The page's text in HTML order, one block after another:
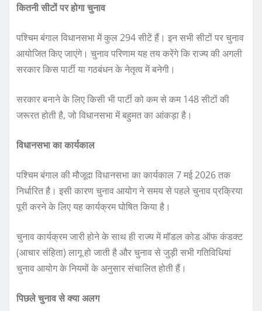
कितनी सीटों पर होगा चुनाव
पश्चिम बंगाल विधानसभा में कुल 294 सीटें हैं। इन सभी सीटों पर चुनाव
आयोजित किए जाएंगे। चुनाव परिणाम यह तय करेंगे कि राज्य की अगली
सरकार किस पार्टी या गठबंधन के नेतृत्व में बनेगी।
सरकार बनाने के लिए किसी भी पार्टी को कम से कम 148 सीटों की
जरूरत होती है, जो विधानसभा में बहुमत का आंकड़ा है।
विधानसभा का कार्यकाल
पश्चिम बंगाल की मौजूदा विधानसभा का कार्यकाल 7 मई 2026 तक
निर्धारित है। इसी कारण चुनाव आयोग ने समय से पहले चुनाव प्रक्रिया
पूरी करने के लिए यह कार्यक्रम घोषित किया है।
चुनाव कार्यक्रम जारी होने के साथ ही राज्य में मॉडल कोड ऑफ कंडक्ट
(आचार संहिता) लागू हो जाती है और चुनाव से जुड़ी सभी गतिविधियां
चुनाव आयोग के नियमों के अनुसार संचालित होती हैं।
पिछले चुनाव से क्या अलग